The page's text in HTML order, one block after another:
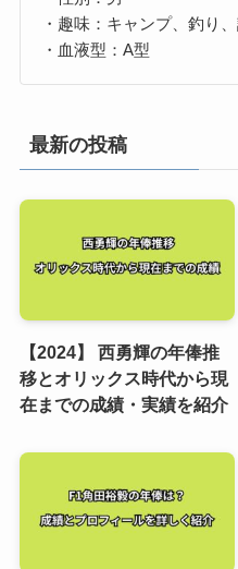
・趣味：キャンプ、釣り
・血液型：A型
最新の投稿
【2024】 西勇輝の年俸推
移とオリックス時代から現
在までの成績・実績を紹介